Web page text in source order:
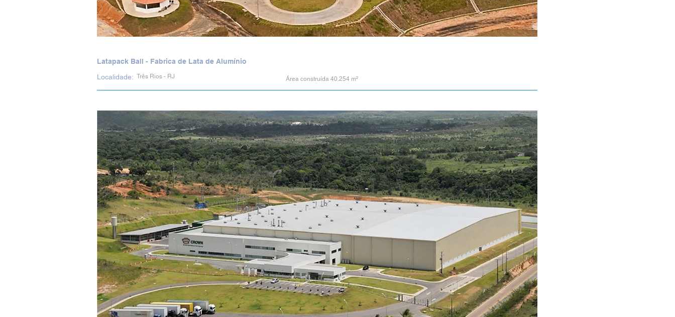
Latapack Ball - Fabrica de Lata de Alumínio
Localidade: Três Rios - RJ Área construída 40.254 m²